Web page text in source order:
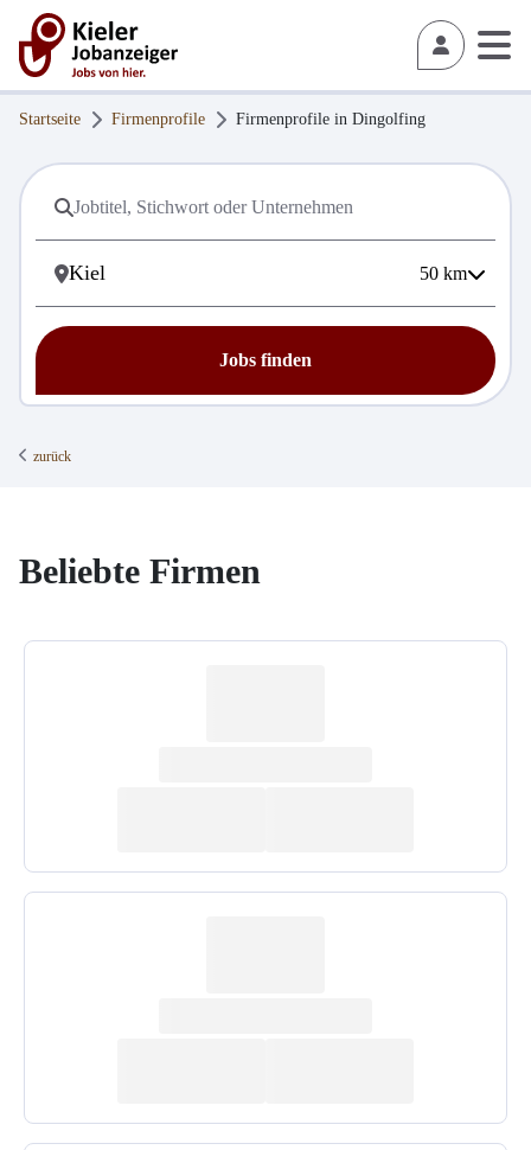
Startseite Firmenprofile Firmenprofile in Dingolfing
50 km
Jobs finden
zurück
Beliebte Firmen